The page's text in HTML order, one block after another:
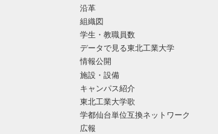
沿革
組織図
学生・教職員数
データで見る東北工業大学
情報公開
施設・設備
キャンパス紹介
東北工業大学歌
学都仙台単位互換ネットワーク
広報